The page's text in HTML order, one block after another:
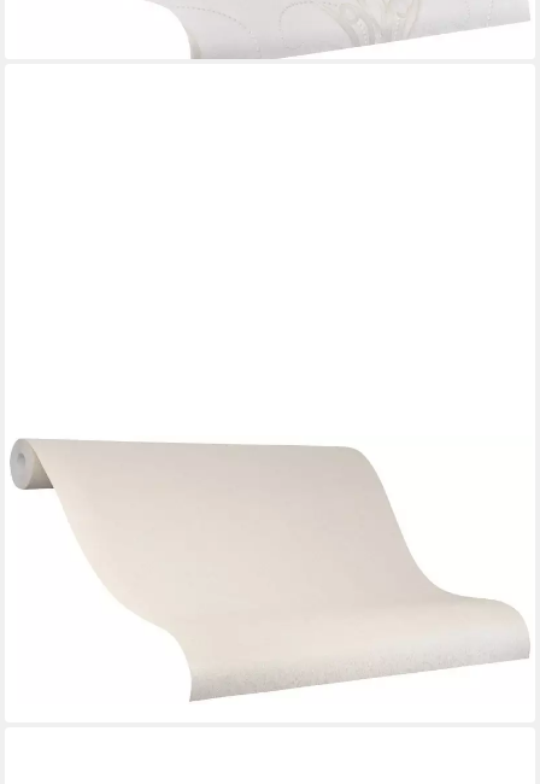
lieferbar - in 3-4 Werktagen bei dir
GLÖÖCKLER
Vliestapete, Strukturmuster, schimmernd, (1 St), moderne
Tapete für Wohnzimmer Schlafzimmer Küche
49,72 €
(7,06 €/ 1 qm)
lieferbar - in 3-4 Werktagen bei dir